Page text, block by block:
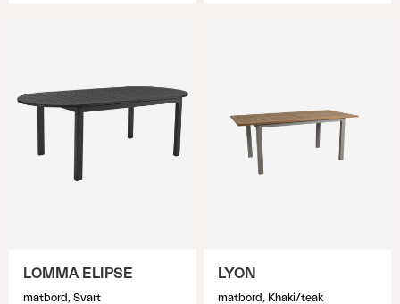
LOMMA ELIPSE
matbord, Svart
LYON
matbord, Khaki/teak